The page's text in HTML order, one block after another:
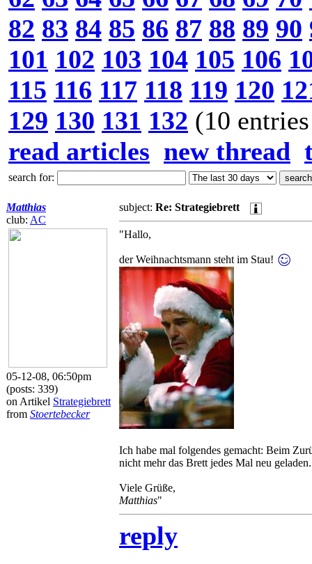
82 83 84 85 86 87 88 89 90
101 102 103 104 105 106
115 116 117 118 119 120
129 130 131 132 (10
read articles new thread
search for:
Matthias
club: AC
05-12-08, 06:50pm
(posts: 339)
on Artikel Strategiebrett
from Stoertebecker
subject: Re: Strategiebrett
"Hallo,
der Weihnachtsmann steht im Stau!
Ich habe mal folgendes gemacht: Beim
nicht mehr das Brett jedes Mal neu
Viele Grüße,
Matthias"
reply